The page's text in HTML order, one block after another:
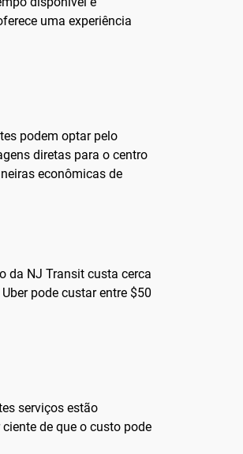
uma experiência
podem optar pelo
diretas para o centro
econômicas de
da NJ Transit custa cerca
pode custar entre $50
serviços estão
de que o custo pode